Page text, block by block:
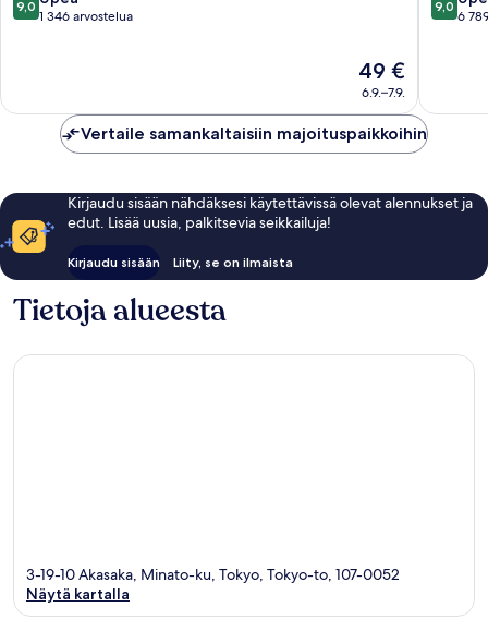
kautta
9,0
1 346 arvostelua
Hinta
on
49 €
6.9.–7.9.
Tower
kautta
9,0
6
Vertaile samankaltaisiin majoituspaikkoihin
Kirjaudu sisään nähdäksesi käytettävissä olevat alennukset ja
edut. Lisää uusia, palkitsevia seikkailuja!
Kirjaudu sisään Liity, se on ilmaista
Tietoja alueesta
3-19-10 Akasaka, Minato-ku, Tokyo, Tokyo-to, 107-0052
Näytä kartalla